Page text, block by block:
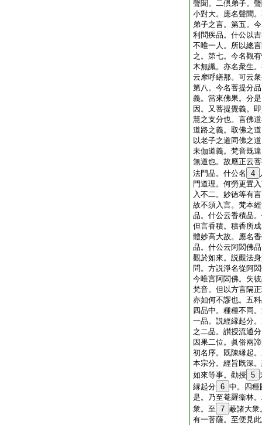
聲聞。二倶弟子。
小對大。應名聲聞
弟子之言。第五。
利問疾品。什公以
不唯一人。所以總
之。第七。今名觀
木無識。亦名衆生
云摩呼繕那。可云
第八。今名菩提分
義。當來佛果。分
因。又菩提覺義。
慧之支分也。言佛
道路之義。取佛之
以老子之道同佛之
未伽道義。梵音既
無道也。故應正云
法門品。什公名
4
門道理。何勞更置
入不二。妙徳等有
故不須入言。梵本
品。什公云香積品
但言香積。積香所
體妙高大故。應名
品。什公云阿閦佛
觀於如來。説觀法
問。方説淨名從阿
今唯言阿閦佛。失
梵音。但以方言隔
亦如何不謬也。五
四品中。種種不同
一品。説經縁起分
之二品。讃授流通
因果二位。眞俗兩
初名序。既陳縁起
本宗分。經旨既深
如來等事。勸授 5
縁起分 6 中。四種
是。乃至菴羅衞林
衆。至 7 蔽諸大衆
有一菩薩。至便見